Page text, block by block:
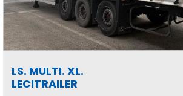
LS. MULTI. XL.
LECITRAILER